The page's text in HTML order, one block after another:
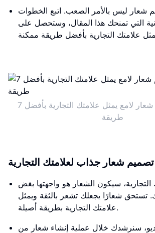
شعار ليس بالأمر الصعب. اتبع الخطوات
التي تمنحك هذا المقال، وستحصل على
7 خطوات لتصميم شعار لامع يمثل علامتك التجارية بأفضل
طريقة
تصميم شعار جذاب لعلامتك التجارية
التجارية، سيكون الشعار هو واجهتها بغض
تستحق شعارًا يجعلك تشعر بالثقة ويمثل
علامتك التجارية بطريقة أصيلة.
سنرشدك خلال عملية إنشاء شعار من